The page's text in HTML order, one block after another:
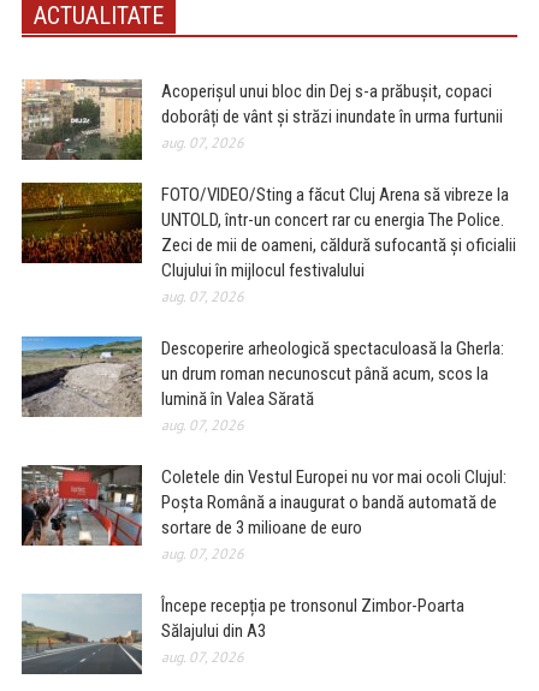
ACTUALITATE
Acoperișul unui bloc din Dej s-a prăbușit, copaci
doborâți de vânt și străzi inundate în urma furtunii
aug. 07, 2026
FOTO/VIDEO/Sting a făcut Cluj Arena să vibreze la
UNTOLD, într-un concert rar cu energia The Police.
Zeci de mii de oameni, căldură sufocantă și oficialii
Clujului în mijlocul festivalului
aug. 07, 2026
Descoperire arheologică spectaculoasă la Gherla:
un drum roman necunoscut până acum, scos la
lumină în Valea Sărată
aug. 07, 2026
Coletele din Vestul Europei nu vor mai ocoli Clujul:
Poșta Română a inaugurat o bandă automată de
sortare de 3 milioane de euro
aug. 07, 2026
Începe recepția pe tronsonul Zimbor-Poarta
Sălajului din A3
aug. 07, 2026